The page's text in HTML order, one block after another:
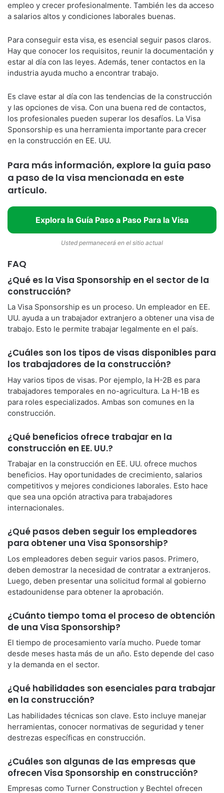
empleo y crecer profesionalmente. También les da acceso
a salarios altos y condiciones laborales buenas.
Para conseguir esta visa, es esencial seguir pasos claros.
Hay que conocer los requisitos, reunir la documentación y
estar al día con las leyes. Además, tener contactos en la
industria ayuda mucho a encontrar trabajo.
Es clave estar al día con las tendencias de la construcción
y las opciones de visa. Con una buena red de contactos,
los profesionales pueden superar los desafíos. La Visa
Sponsorship es una herramienta importante para crecer
en la construcción en EE. UU.
Para más información, explore la guía paso
a paso de la visa mencionada en este
artículo.
Explora la Guía Paso a Paso Para la Visa
Usted permanecerá en el sitio actual
FAQ
¿Qué es la Visa Sponsorship en el sector de la
construcción?
La Visa Sponsorship es un proceso. Un empleador en EE.
UU. ayuda a un trabajador extranjero a obtener una visa de
trabajo. Esto le permite trabajar legalmente en el país.
¿Cuáles son los tipos de visas disponibles para
los trabajadores de la construcción?
Hay varios tipos de visas. Por ejemplo, la H-2B es para
trabajadores temporales en no-agricultura. La H-1B es
para roles especializados. Ambas son comunes en la
construcción.
¿Qué beneficios ofrece trabajar en la
construcción en EE. UU.?
Trabajar en la construcción en EE. UU. ofrece muchos
beneficios. Hay oportunidades de crecimiento, salarios
competitivos y mejores condiciones laborales. Esto hace
que sea una opción atractiva para trabajadores
internacionales.
¿Qué pasos deben seguir los empleadores
para obtener una Visa Sponsorship?
Los empleadores deben seguir varios pasos. Primero,
deben demostrar la necesidad de contratar a extranjeros.
Luego, deben presentar una solicitud formal al gobierno
estadounidense para obtener la aprobación.
¿Cuánto tiempo toma el proceso de obtención
de una Visa Sponsorship?
El tiempo de procesamiento varía mucho. Puede tomar
desde meses hasta más de un año. Esto depende del caso
y la demanda en el sector.
¿Qué habilidades son esenciales para trabajar
en la construcción?
Las habilidades técnicas son clave. Esto incluye manejar
herramientas, conocer normativas de seguridad y tener
destrezas específicas en construcción.
¿Cuáles son algunas de las empresas que
ofrecen Visa Sponsorship en construcción?
Empresas como Turner Construction y Bechtel ofrecen